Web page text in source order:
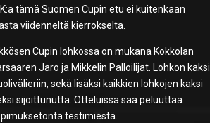
tämä Suomen Cupin etu ei kuitenkaan
viidenneltä kierrokselta.
Cupin lohkossa on mukana Kokkolan
Jaro ja Mikkelin Palloilijat. Lohkon kaksi
sekä lisäksi kaikkien lohkojen kaksi
sijoittunutta. Otteluissa saa peluuttaa
testimiestä.